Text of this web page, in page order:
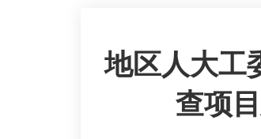
地区人大工
查项